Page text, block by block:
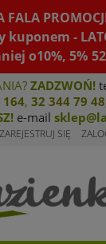
FALA
kuponem -
o10%, 5% 52
ZADZWOŃ!
164, 32 344 79 48
e-mail
ZAREJESTRUJ SIĘ